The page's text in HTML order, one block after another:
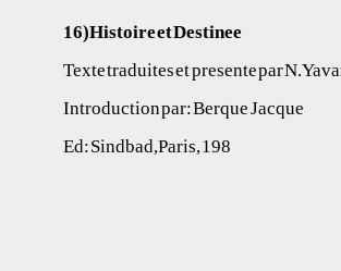
16)Histoire et Destinee
Texte traduites et presente par
Introduction par: Berque Jacque
Ed: Sindbad,Paris, 198